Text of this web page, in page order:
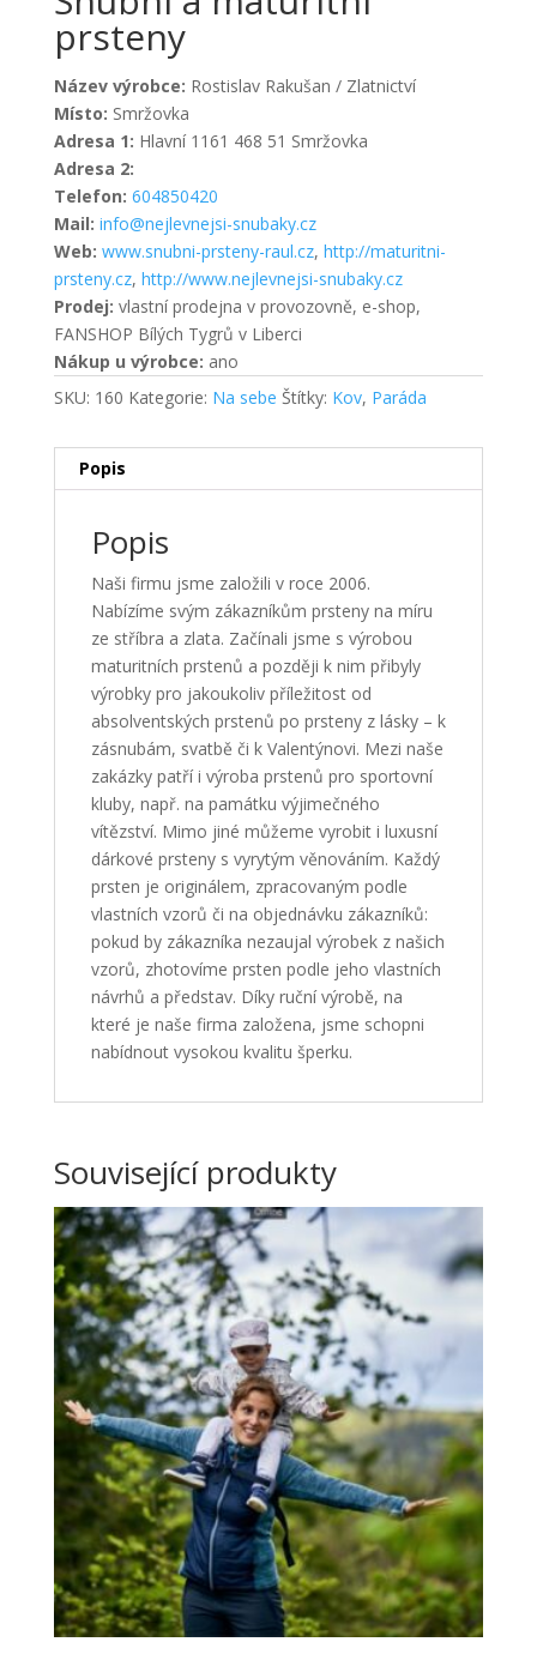
prsteny
Název výrobce: Rostislav Rakušan / Zlatnictví
Místo: Smržovka
Adresa 1: Hlavní 1161 468 51 Smržovka
Adresa 2:
Telefon: 604850420
Mail: info@nejlevnejsi-snubaky.cz
Web: www.snubni-prsteny-raul.cz, http://maturitni-
prsteny.cz, http://www.nejlevnejsi-snubaky.cz
Prodej: vlastní prodejna v provozovně, e-shop,
FANSHOP Bílých Tygrů v Liberci
Nákup u výrobce: ano
SKU: 160 Kategorie: Na sebe Štítky: Kov, Paráda
Popis
Popis
Naši firmu jsme založili v roce 2006.
Nabízíme svým zákazníkům prsteny na míru
ze stříbra a zlata. Začínali jsme s výrobou
maturitních prstenů a později k nim přibyly
výrobky pro jakoukoliv příležitost od
absolventských prstenů po prsteny z lásky – k
zásnubám, svatbě či k Valentýnovi. Mezi naše
zakázky patří i výroba prstenů pro sportovní
kluby, např. na památku výjimečného
vítězství. Mimo jiné můžeme vyrobit i luxusní
dárkové prsteny s vyrytým věnováním. Každý
prsten je originálem, zpracovaným podle
vlastních vzorů či na objednávku zákazníků:
pokud by zákazníka nezaujal výrobek z našich
vzorů, zhotovíme prsten podle jeho vlastních
návrhů a představ. Díky ruční výrobě, na
které je naše firma založena, jsme schopni
nabídnout vysokou kvalitu šperku.
Související produkty